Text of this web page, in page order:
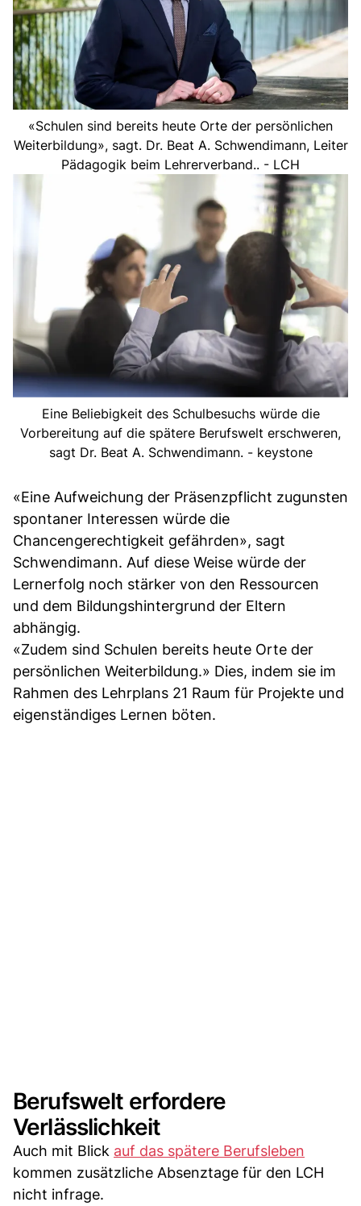
«Schulen sind bereits heute Orte der persönlichen
Weiterbildung», sagt. Dr. Beat A. Schwendimann, Leiter
Pädagogik beim Lehrerverband.. - LCH
Eine Beliebigkeit des Schulbesuchs würde die
Vorbereitung auf die spätere Berufswelt erschweren,
sagt Dr. Beat A. Schwendimann. - keystone
«Eine Aufweichung der Präsenzpflicht zugunsten
spontaner Interessen würde die
Chancengerechtigkeit gefährden», sagt
Schwendimann. Auf diese Weise würde der
Lernerfolg noch stärker von den Ressourcen
und dem Bildungshintergrund der Eltern
abhängig.
«Zudem sind Schulen bereits heute Orte der
persönlichen Weiterbildung.» Dies, indem sie im
Rahmen des Lehrplans 21 Raum für Projekte und
eigenständiges Lernen böten.
Berufswelt erfordere
Verlässlichkeit
Auch mit Blick auf das spätere Berufsleben
kommen zusätzliche Absenztage für den LCH
nicht infrage.